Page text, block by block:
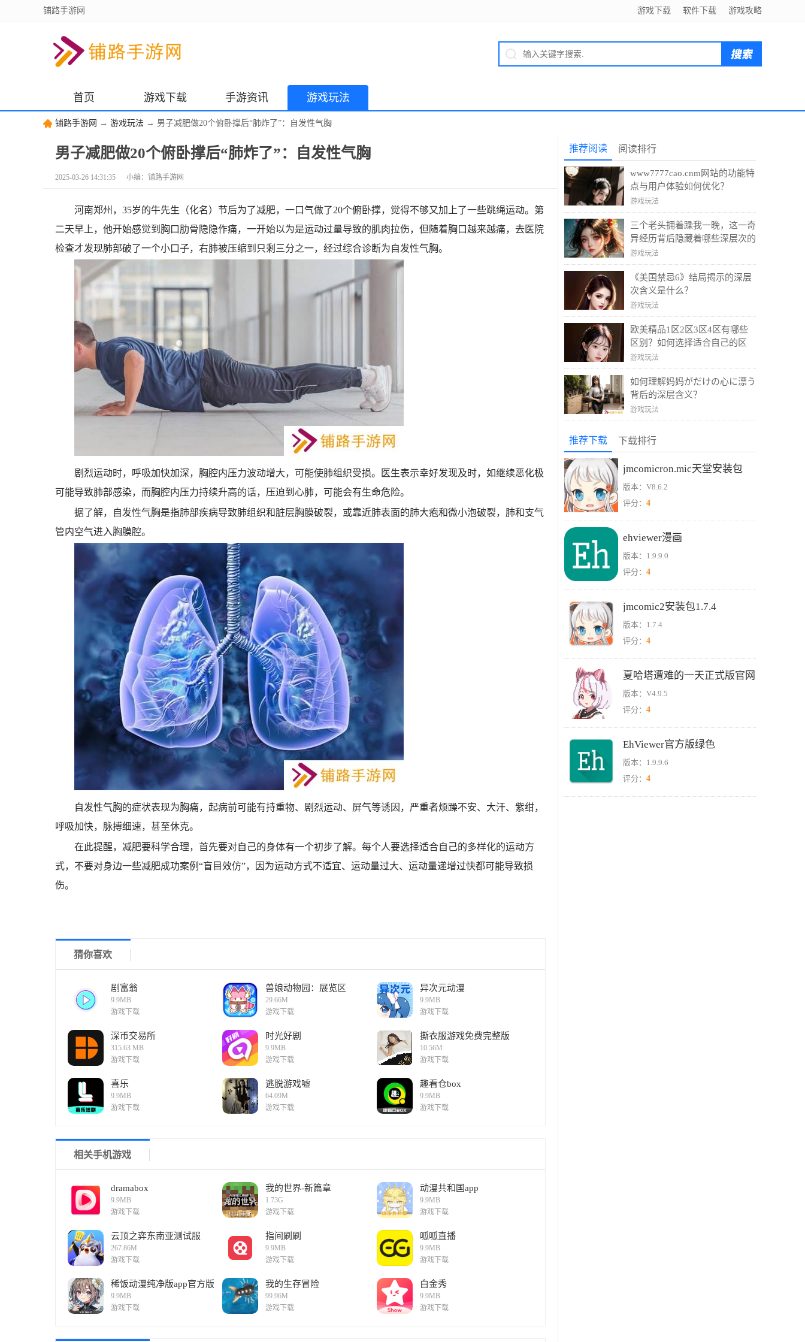
铺路手游网 游戏下载 软件下载 游戏攻略
首页 游戏下载 手游资讯 游戏玩法
铺路手游网 → 游戏玩法 → 男子减肥做20个俯卧撑后“肺炸了”：自发性气胸
男子减肥做20个俯卧撑后“肺炸了”：自发性气胸
2025-03-26 14:31:35 小编：铺路手游网
河南郑州，35岁的牛先生（化名）节后为了减肥，一口气做了20个俯卧撑，觉得不够又加上了一些跳绳运动。第
二天早上，他开始感觉到胸口肋骨隐隐作痛，一开始以为是运动过量导致的肌肉拉伤，但随着胸口越来越痛，去医院
检查才发现肺部破了一个小口子，右肺被压缩到只剩三分之一，经过综合诊断为自发性气胸。
剧烈运动时，呼吸加快加深，胸腔内压力波动增大，可能使肺组织受损。医生表示幸好发现及时，如继续恶化极
可能导致肺部感染，而胸腔内压力持续升高的话，压迫到心肺，可能会有生命危险。
据了解，自发性气胸是指肺部疾病导致肺组织和脏层胸膜破裂，或靠近肺表面的肺大疱和微小泡破裂，肺和支气
管内空气进入胸膜腔。
自发性气胸的症状表现为胸痛，起病前可能有持重物、剧烈运动、屏气等诱因，严重者烦躁不安、大汗、紫绀，
呼吸加快，脉搏细速，甚至休克。
在此提醒，减肥要科学合理，首先要对自己的身体有一个初步了解。每个人要选择适合自己的多样化的运动方
式，不要对身边一些减肥成功案例“盲目效仿”，因为运动方式不适宜、运动量过大、运动量递增过快都可能导致损
伤。
猜你喜欢
剧富翁
9.9MB
游戏下载
兽娘动物园：展览区
29.66M
游戏下载
异次元动漫
9.9MB
游戏下载
深币交易所
315.63 MB
游戏下载
时光好剧
9.9MB
游戏下载
撕衣服游戏免费完整版
10.56M
游戏下载
喜乐
9.9MB
游戏下载
逃脱游戏嘘
64.09M
游戏下载
趣看仓box
9.9MB
游戏下载
相关手机游戏
dramabox
9.9MB
游戏下载
我的世界-新篇章
1.73G
游戏下载
动漫共和国app
9.9MB
游戏下载
云顶之弈东南亚测试服
267.86M
游戏下载
指间刷刷
9.9MB
游戏下载
呱呱直播
9.9MB
游戏下载
稀饭动漫纯净版app官方版
9.9MB
游戏下载
我的生存冒险
99.96M
游戏下载
白金秀
9.9MB
游戏下载
推荐阅读 阅读排行
www7777cao.cnm网站的功能特
点与用户体验如何优化？
游戏玩法
三个老头拥着躁我一晚，这一奇
异经历背后隐藏着哪些深层次的
意义？
游戏玩法
《美国禁忌6》结局揭示的深层
次含义是什么？
游戏玩法
欧美精品1区2区3区4区有哪些
区别？如何选择适合自己的区
域？
游戏玩法
如何理解妈妈がだけの心に漂う
背后的深层含义？
游戏玩法
推荐下载 下载排行
jmcomicron.mic天堂安装包
版本：V8.6.2
评分： 4
ehviewer漫画
版本：1.9.9.0
评分： 4
jmcomic2安装包1.7.4
版本：1.7.4
评分： 4
夏哈塔遭难的一天正式版官网
版本：V4.9.5
评分： 4
EhViewer官方版绿色
版本：1.9.9.6
评分： 4